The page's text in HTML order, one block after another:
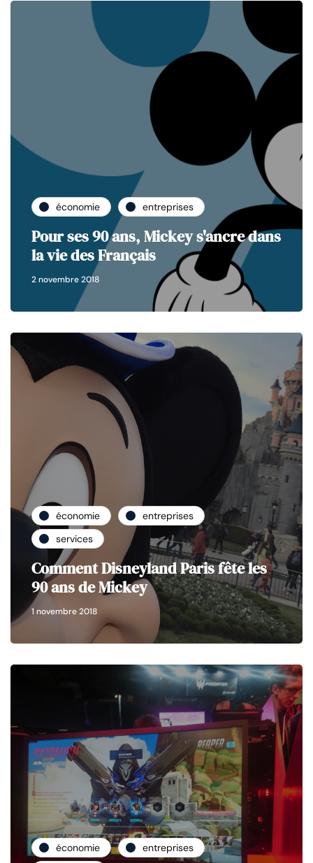
économie entreprises
Pour ses 90 ans, Mickey s'ancre dans
la vie des Français
2 novembre 2018
économie
entreprises
services
Comment Disneyland Paris fête les
90 ans de Mickey
1 novembre 2018
économie entreprises